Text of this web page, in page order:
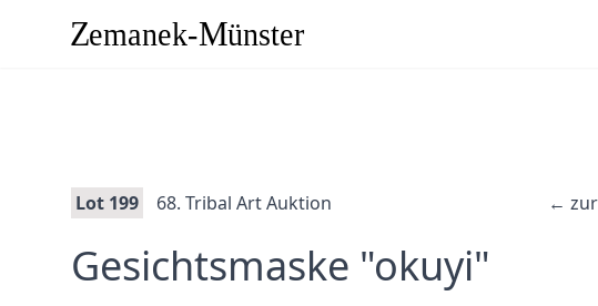
←
Lot 199 68. Tribal Art Auktion
Gesichtsmaske "okuyi"